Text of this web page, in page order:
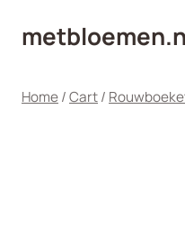
naar
Home/Cart/